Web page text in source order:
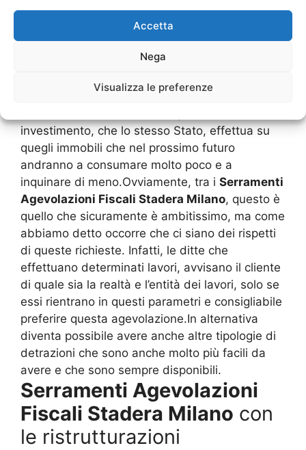
Accetta
Nega
Visualizza le preferenze
miglioramento di un’ambiente domestico e
questo permette di accedere esattamente a
questo ecobonus. L’interno è quello di avere
degli immobili che sono altamente
ecosostenibili, cioè che hanno un minimo
dispendio energetico per il proprio
investimento, che lo stesso Stato, effettua su
quegli immobili che nel prossimo futuro
andranno a consumare molto poco e a
inquinare di meno.Ovviamente, tra i Serramenti
Agevolazioni Fiscali Stadera Milano, questo è
quello che sicuramente è ambitissimo, ma come
abbiamo detto occorre che ci siano dei rispetti
di queste richieste. Infatti, le ditte che
effettuano determinati lavori, avvisano il cliente
di quale sia la realtà e l’entità dei lavori, solo se
essi rientrano in questi parametri e consigliabile
preferire questa agevolazione.In alternativa
diventa possibile avere anche altre tipologie di
detrazioni che sono anche molto più facili da
avere e che sono sempre disponibili.
Serramenti Agevolazioni
Fiscali Stadera Milano con
le ristrutturazioni